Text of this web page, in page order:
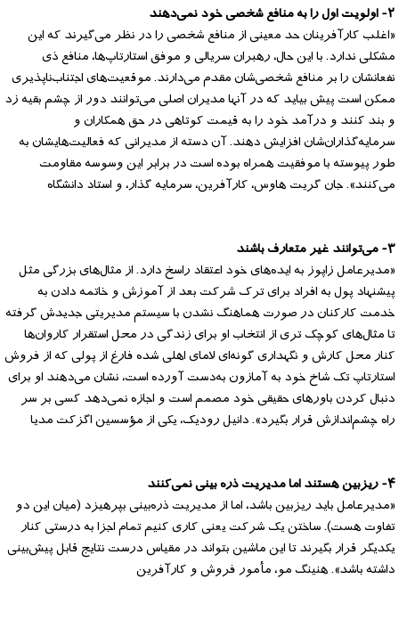
۲- اولویت اول را به منافع شخصی خود نمی‌دهند
«اغلب کارآفرینان حد معینی از منافع شخصی را در نظر می‌گیرند که این
مشکلی ندارد. با این حال، رهبران سریالی و موفق استارتاپ‌ها، منافع ذی
نفعانشان را بر منافع شخصی‌شان مقدم می‌دارند. موقعیت‌های اجتناب‌ناپذیری
ممکن است پیش بیاید که در آنها مدیران اصلی می‌توانند دور از چشم بقیه زد
و بند کنند و درآمد خود را به قیمت کوتاهی در حق همکاران و
سرمایه‌گذاران‌شان افزایش دهند. آن دسته از مدیرانی که فعالیت‌هایشان به
طور پیوسته با موفقیت همراه بوده است در برابر این وسوسه مقاومت
می‌کنند». جان گریت هاوس، کارآفرین، سرمایه گذار، و استاد دانشگاه
۳- می‌توانند غیر متعارف باشند
«مدیرعامل زاپوز به ایده‌های خود اعتقاد راسخ دارد. از مثال‌های بزرگی مثل
پیشنهاد پول به افراد برای ترک شرکت بعد از آموزش و خاتمه دادن به
خدمت کارکنان در صورت هماهنگ نشدن با سیستم مدیریتی جدیدش گرفته
تا مثال‌های کوچک تری از انتخاب او برای زندگی در محل استقرار کاروان‌ها
کنار محل کارش و نگهداری گونه‌ای لامای اهلی شده فارغ از پولی که از فروش
استارتاپ تک شاخ خود به آمازون به‌دست آورده است، نشان می‌دهند او برای
دنبال کردن باورهای حقیقی خود مصمم است و اجازه نمی‌دهد کسی بر سر
راه چشم‌اندازش قرار بگیرد». دانیل رودیک، یکی از مؤسسین اگزکت مدیا
۴- ریزبین هستند اما مدیریت ذره بینی نمی‌کنند
«مدیرعامل باید ریزبین باشد، اما از مدیریت ذره‌بینی بپرهیزد (میان این دو
تفاوت هست). ساختن یک شرکت یعنی کاری کنیم تمام اجزا به درستی کنار
یکدیگر قرار بگیرند تا این ماشین بتواند در مقیاس درست نتایج قابل پیش‌بینی
داشته باشد». هنینگ مو، مأمور فروش و کارآفرین